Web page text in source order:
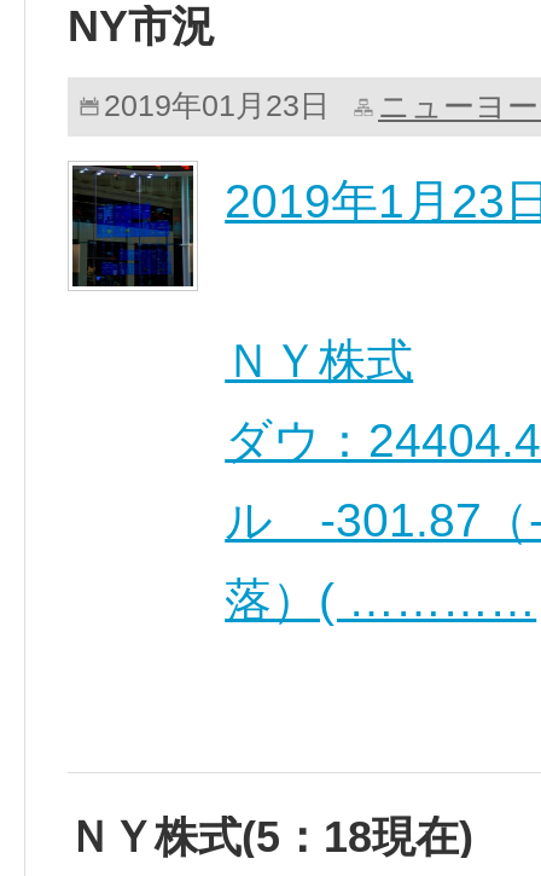
NY市況
2019年01月23日 ニューヨ
2019年1月23
ＮＹ株式
ダウ：
ル -301.87（-
落）( …………
ＮＹ株式(5：18現在)